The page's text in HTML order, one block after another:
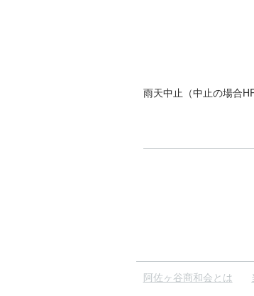
雨天中止（中止の場合
阿佐ヶ谷商和会とは